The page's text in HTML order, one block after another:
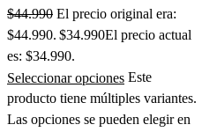
$44.990 El precio original era:
$44.990. $34.990El precio actual
es: $34.990.
Seleccionar opciones Este
producto tiene múltiples variantes.
Las opciones se pueden elegir en